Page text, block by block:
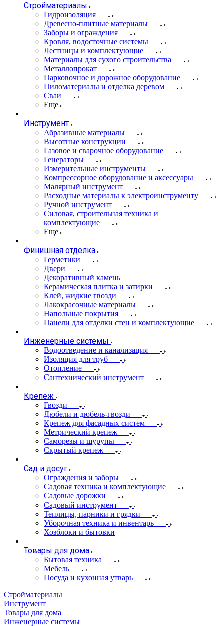
Стройматериалы
Гидроизоляция
Древесно-плитные материалы
Заборы и ограждения
Кровля, водосточные системы
Лестницы и комплектующие
Материалы для сухого строительства
Металлопрокат
Парковочное и дорожное оборудование
Пиломатериалы и отделка деревом
Сваи
Еще
Инструмент
Абразивные материалы
Высотные конструкции
Газовое и сварочное оборудование
Генераторы
Измерительные инструменты
Компрессорное оборудование и аксессуары
Малярный инструмент
Расходные материалы к электроинструменту
Ручной инструмент
Силовая, строительная техника и
комплектующие
Еще
Финишная отделка
Герметики
Двери
Декоративный камень
Керамическая плитка и затирки
Клей, жидкие гвозди
Лакокрасочные материалы
Напольные покрытия
Панели для отделки стен и комплектующие
Инженерные системы
Водоотведение и канализация
Изоляция для труб
Отопление
Сантехнический инструмент
Крепеж
Гвозди
Дюбели и дюбель-гвозди
Крепеж для фасадных систем
Метрический крепеж
Саморезы и шурупы
Скрытый крепеж
Сад и досуг
Ограждения и заборы
Садовая техника и комплектующие
Садовые дорожки
Садовый инструмент
Теплицы, парники и грядки
Уборочная техника и инвентарь
Хозблоки и бытовки
Товары для дома
Бытовая техника
Мебель
Посуда и кухонная утварь
Стройматериалы
Инструмент
Товары для дома
Инженерные системы